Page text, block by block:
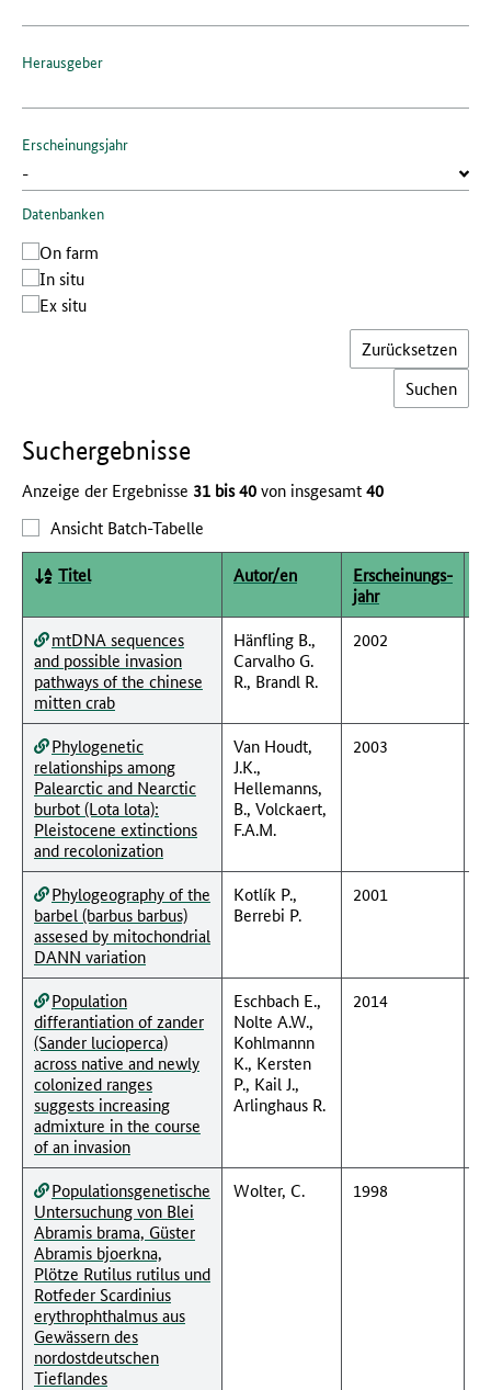
Herausgeber
Erscheinungs­jahr
Datenbanken
On farm
In situ
Ex situ
Zurücksetzen
Such­ergebnisse
Anzeige der Ergebnisse 31 bis 40von insgesamt40
Ansicht Batch-Tabelle
Titel Autor/en
Erscheinungs­
jahr
mtDNA sequences
and possible invasion
pathways of the chinese
mitten crab
Hänfling B.,
Carvalho G.
R., Brandl R.
2002
Phylogenetic
relationships among
Palearctic and Nearctic
burbot (Lota lota):
Pleistocene extinctions
and recolonization
Van Houdt,
J.K.,
Hellemanns,
B., Volckaert,
F.A.M.
2003
Phylogeography of the
barbel (barbus barbus)
assesed by mitochondrial
DANN variation
Kotlík P.,
Berrebi P.
2001
Population
differantiation of zander
(Sander lucioperca)
across native and newly
colonized ranges
suggests increasing
admixture in the course
of an invasion
Eschbach E.,
Nolte A.W.,
Kohlmannn
K., Kersten
P., Kail J.,
Arlinghaus R.
2014
Populationsgenetische
Untersuchung von Blei
Abramis brama, Güster
Abramis bjoerkna,
Plötze Rutilus rutilus und
Rotfeder Scardinius
erythrophthalmus aus
Gewässern des
nordostdeutschen
Tieflandes
Wolter, C. 1998